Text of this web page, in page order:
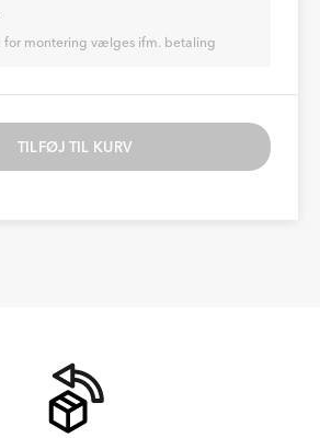
for montering vælges ifm. betaling
TILFØJ TIL KURV